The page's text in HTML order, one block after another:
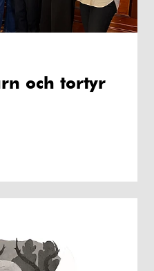
och tortyr